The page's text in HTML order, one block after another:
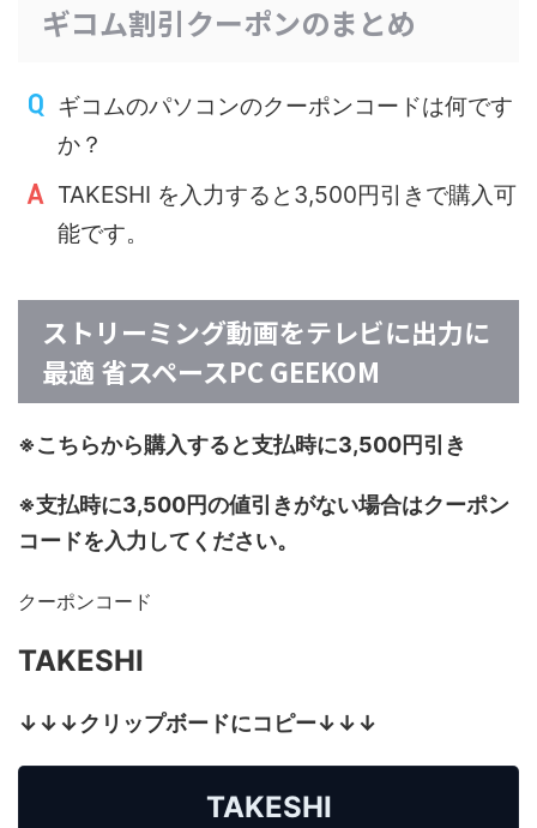
ギコム割引クーポンのまとめ
ギコムのパソコンのクーポンコードは何です
か？
TAKESHI を入力すると3,500円引きで購入可
能です。
ストリーミング動画をテレビに出力に
最適 省スペースPC GEEKOM
※こちらから購入すると支払時に3,500円引き
※支払時に3,500円の値引きがない場合はクーポン
コードを入力してください。
クーポンコード
TAKESHI
↓↓↓クリップボードにコピー↓↓↓
TAKESHI